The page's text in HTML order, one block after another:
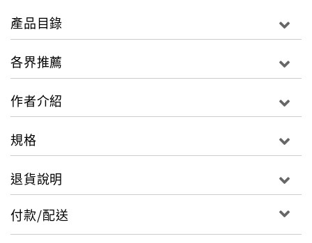
◎給品牌經營者、設計者、創意發想工作者，你將從本
從市場視野拉回品牌價值
企劃直析與圓周思維
擴大發酵、醞釀的期待
讓設計說話
換位思考，找出理解共識
品牌的生生不息
產品目錄
各界推薦
作者介紹
規格
退貨說明
付款/配送